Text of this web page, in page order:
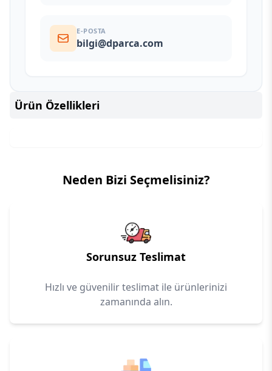
E-POSTA
bilgi@dparca.com
Ürün Özellikleri
Neden Bizi Seçmelisiniz?
Sorunsuz Teslimat
Hızlı ve güvenilir teslimat ile ürünlerinizi
zamanında alın.